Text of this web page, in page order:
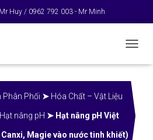
Huy / 0962 792 003 - Mr Minh
Phân Phối ➤ Hóa Chất – Vật Liệu
Hạt nâng pH ➤ Hạt nâng pH Việt
Magie vào nước tinh khiết)